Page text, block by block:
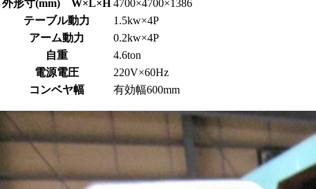
外形寸(mm) W×L×H 4700×4700×1386
テーブル動力
1.5kw×4P
アーム動力
0.2kw×4P
自重
4.6ton
電源電圧
220V×60Hz
コンベヤ幅
有効幅600mm